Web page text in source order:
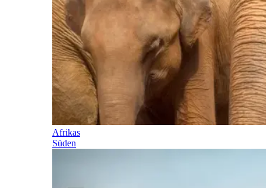
Afrikas
Süden